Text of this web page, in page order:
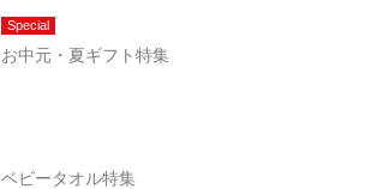
Special
お中元・夏ギフト特集
ベビータオル特集